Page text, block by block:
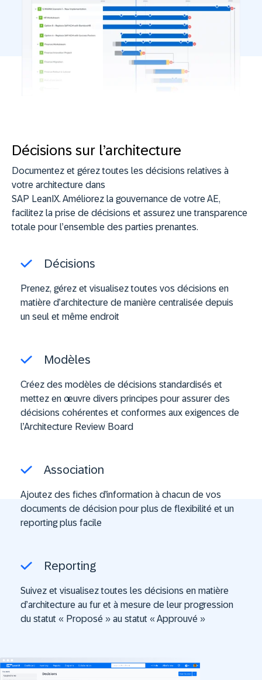
Décisions sur l’architecture
Documentez et gérez toutes les décisions relatives à
votre architecture dans
SAP LeanIX. Améliorez la gouvernance de votre AE,
facilitez la prise de décisions et assurez une transparence
totale pour l’ensemble des parties prenantes.
Décisions
Prenez, gérez et visualisez toutes vos décisions en
matière d’architecture de manière centralisée depuis
un seul et même endroit
Modèles
Créez des modèles de décisions standardisés et
mettez en œuvre divers principes pour assurer des
décisions cohérentes et conformes aux exigences de
l’Architecture Review Board
Association
Ajoutez des fiches d’information à chacun de vos
documents de décision pour plus de flexibilité et un
reporting plus facile
Reporting
Suivez et visualisez toutes les décisions en matière
d’architecture au fur et à mesure de leur progression
du statut « Proposé » au statut « Approuvé »